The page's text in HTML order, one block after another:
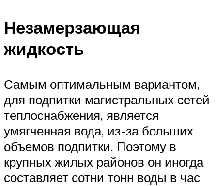
Незамерзающая
жидкость
Самым оптимальным вариантом,
для подпитки магистральных сетей
теплоснабжения, является
умягченная вода, из-за больших
объемов подпитки. Поэтому в
крупных жилых районов он иногда
составляет сотни тонн воды в час